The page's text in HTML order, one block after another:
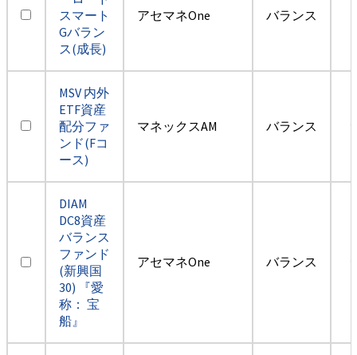
スマート
Gバラン
ス(成長)
アセマネOne バランス
MSV 内外
ETF資産
配分ファ
ンド(Fコ
ース)
マネックスAM バランス
DIAM
DC8資産
バランス
ファンド
(新興国
30) 『愛
称： 宝
船』
アセマネOne バランス